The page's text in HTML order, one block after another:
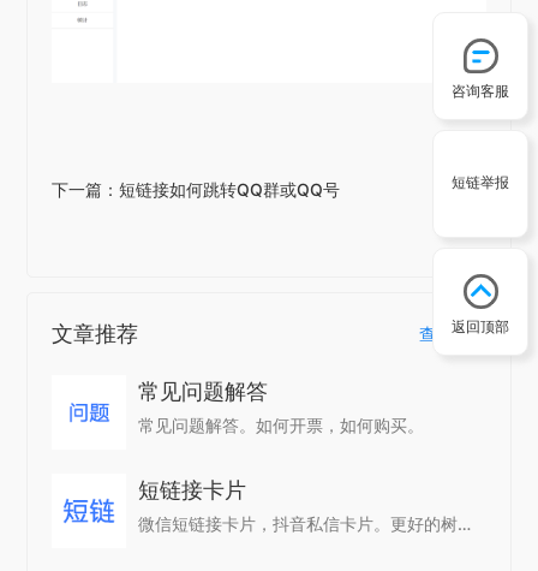
下一篇：短链接如何跳转QQ群或QQ号
文章推荐 查看更多
常见问题解答
常见问题解答。如何开票，如何购买。
短链接卡片
微信短链接卡片，抖音私信卡片。更好的树立品牌形象，提高点击率。
咨询客服
短链举报
返回顶部